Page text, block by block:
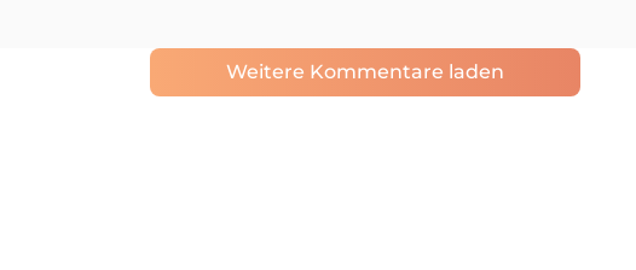
Weitere Kommentare laden